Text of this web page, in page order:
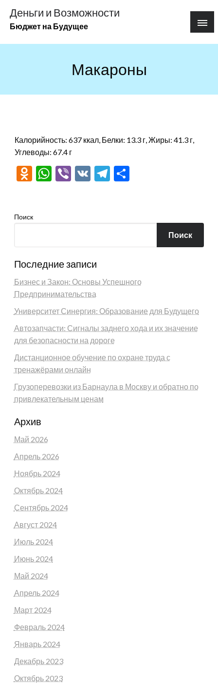
содержимому
Деньги и Возможности
Бюджет на Будущее
Макароны
Калорийность: 637 ккал, Белки: 13.3 г, Жиры: 41.3 г,
Углеводы: 67.4 г
Odnoklassniki
WhatsApp
Viber
VK Telegram
Поиск
Поиск
Последние записи
Бизнес и Закон: Основы Успешного
Предпринимательства
Университет Синергия: Образование для Будущего
Автозапчасти: Сигналы заднего хода и их значение
для безопасности на дороге
Дистанционное обучение по охране труда с
тренажёрами онлайн
Грузоперевозки из Барнаула в Москву и обратно по
привлекательным ценам
Архив
Май 2026
Апрель 2026
Ноябрь 2024
Октябрь 2024
Сентябрь 2024
Август 2024
Июль 2024
Июнь 2024
Май 2024
Апрель 2024
Март 2024
Февраль 2024
Январь 2024
Декабрь 2023
Октябрь 2023